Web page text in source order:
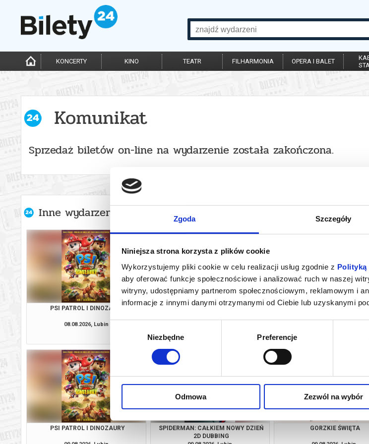
Zgoda Szczegóły
Niniejsza strona korzysta z plików cookie
Wykorzystujemy pliki cookie w celu realizacji usług zgodnie z Polityką
aby oferować funkcje społecznościowe i analizować ruch w naszej
witryny, udostępniamy partnerom społecznościowym, reklamowym i
informacje z innymi danymi otrzymanymi od Ciebie lub uzyskanymi
Niezbędne Preferencje
Odmowa Zezwól na wybór
KONCERTY KINO TEATR FILHARMONIA OPERA I BALET
Komunikat
Sprzedaż biletów on-line na wydarzenie została zakończona.
Inne wydarzenia organizatora
PSI PATROL I DINOZAURY
08.08.2026, Lubin
SPIDERMAN: CAŁKIEM NOWY DZIEŃ
kup bilet
TANECZNE JAM SESSION
PSI PATROL I DINOZAURY
SPIDERMAN: CAŁKIEM NOWY DZIEŃ
2D DUBBING
GORZKIE ŚWIĘTA